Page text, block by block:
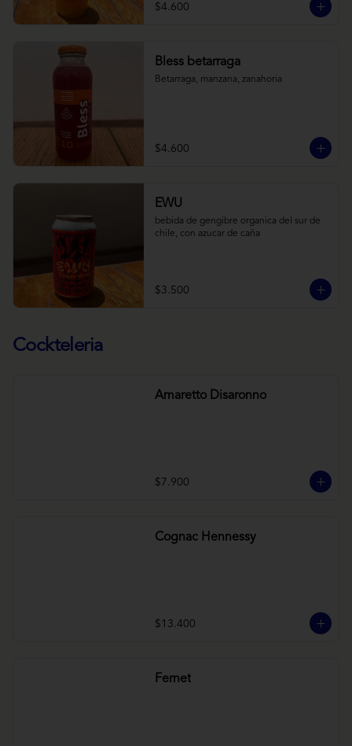
$4.600
Bless betarraga
Betarraga, manzana, zanahoria
$4.600
EWU
bebida de gengibre organica del sur de
chile, con azucar de caña
$3.500
Cockteleria
Amaretto Disaronno
$7.900
Cognac Hennessy
$13.400
Fernet